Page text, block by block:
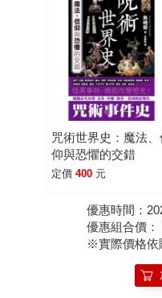
咒術世界史：魔法、
仰與恐懼的交錯
定價 400 元
優惠時間：
優惠組合價：
※實際價格依